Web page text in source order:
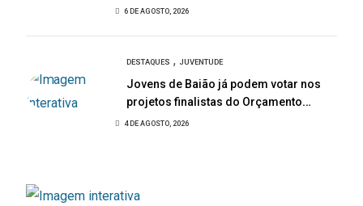
Almeida
6 DE AGOSTO, 2026
DESTAQUES , JUVENTUDE
Jovens de Baião já podem votar nos
projetos finalistas do Orçamento
Participativo Jovem 2026
4 DE AGOSTO, 2026